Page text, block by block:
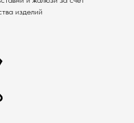
изделий